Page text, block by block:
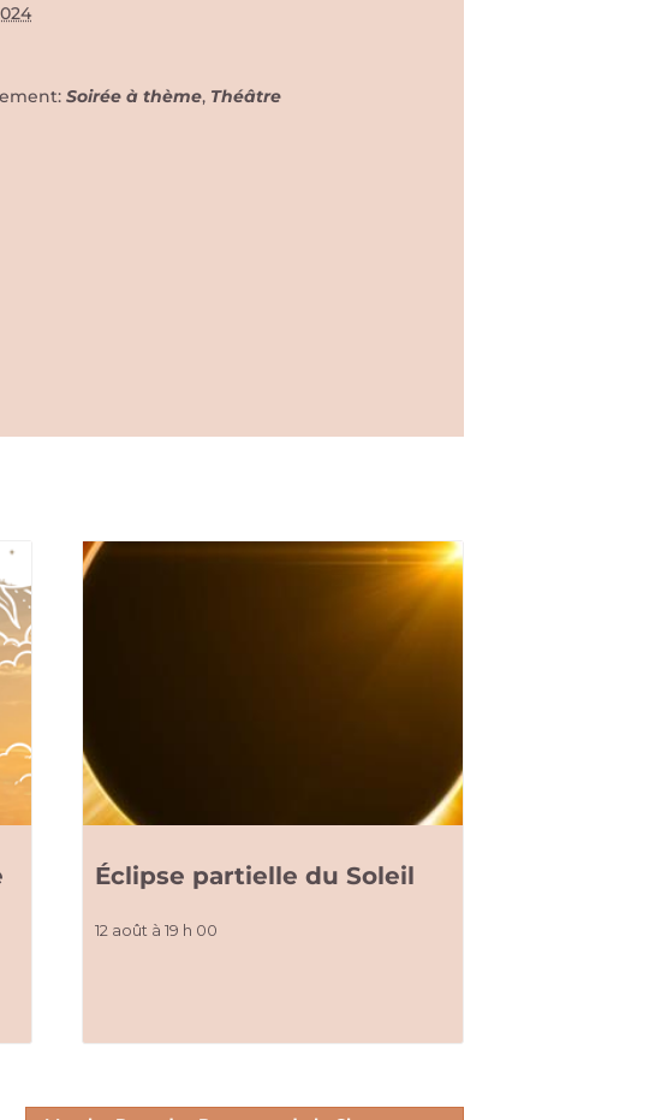
Soirée à thème, Théâtre
Éclipse partielle du Soleil
12 août à 19 h 00